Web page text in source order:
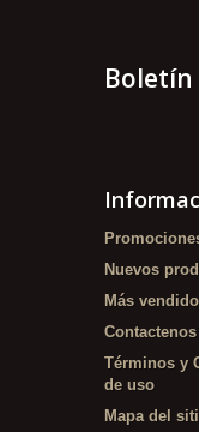
Boletín
Nuevos
Más
Contactenos
Términos y
de uso
Mapa del